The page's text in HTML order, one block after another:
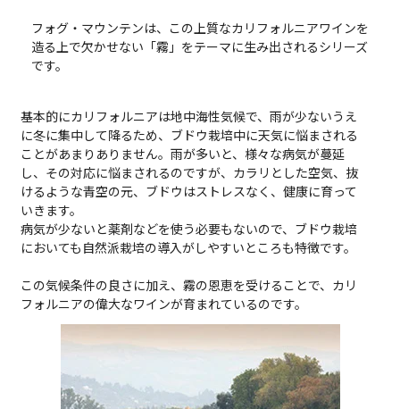
フォグ・マウンテンは、この上質なカリフォルニアワインを
造る上で欠かせない「霧」をテーマに生み出されるシリーズ
です。
基本的にカリフォルニアは地中海性気候で、雨が少ないうえ
に冬に集中して降るため、ブドウ栽培中に天気に悩まされる
ことがあまりありません。雨が多いと、様々な病気が蔓延
し、その対応に悩まされるのですが、カラリとした空気、抜
けるような青空の元、ブドウはストレスなく、健康に育って
いきます。
病気が少ないと薬剤などを使う必要もないので、ブドウ栽培
においても自然派栽培の導入がしやすいところも特徴です。
この気候条件の良さに加え、霧の恩恵を受けることで、カリ
フォルニアの偉大なワインが育まれているのです。